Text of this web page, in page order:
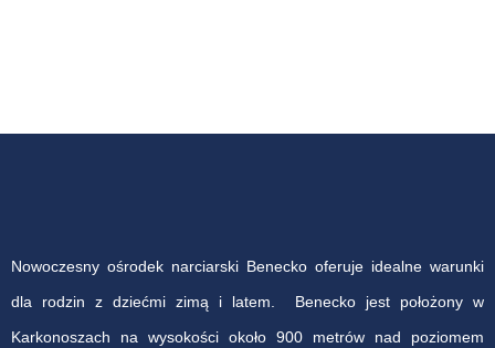
Nowoczesny ośrodek narciarski Benecko oferuje idealne warunki
dla rodzin z dziećmi zimą i latem. Benecko jest położony w
Karkonoszach na wysokości około 900 metrów nad poziomem